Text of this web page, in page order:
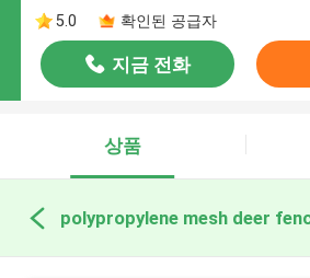
5.0
확인된 공급자
지금 전화
상품